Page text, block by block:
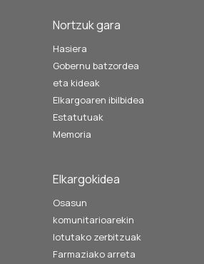
Nortzuk gara
Hasiera
Gobernu batzordea
eta kideak
Elkargoaren ibilbidea
Estatutuak
Memoria
Elkargokidea
Osasun
komunitarioarekin
lotutako zerbitzuak
Farmaziako arreta